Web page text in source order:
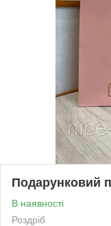
Подарунковий
В наявності
Роздріб